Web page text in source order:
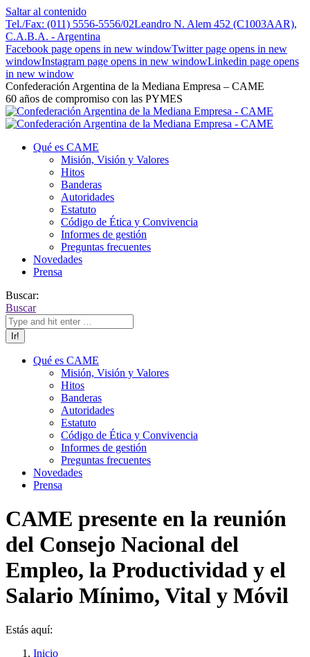
Saltar al contenido
Tel./Fax: (011) 5556-5556/02Leandro N. Alem 452 (C1003AAR),
C.A.B.A. - Argentina
Facebook page opens in new windowTwitter page opens in new
windowInstagram page opens in new windowLinkedin page opens
in new window
Confederación Argentina de la Mediana Empresa – CAME
60 años de compromiso con las PYMES
Qué es CAME
Misión, Visión y Valores
Hitos
Banderas
Autoridades
Estatuto
Código de Ética y Convivencia
Informes de gestión
Preguntas frecuentes
Novedades
Prensa
Buscar:
Buscar
Qué es CAME
Misión, Visión y Valores
Hitos
Banderas
Autoridades
Estatuto
Código de Ética y Convivencia
Informes de gestión
Preguntas frecuentes
Novedades
Prensa
CAME presente en la reunión
del Consejo Nacional del
Empleo, la Productividad y el
Salario Mínimo, Vital y Móvil
Estás aquí:
Inicio